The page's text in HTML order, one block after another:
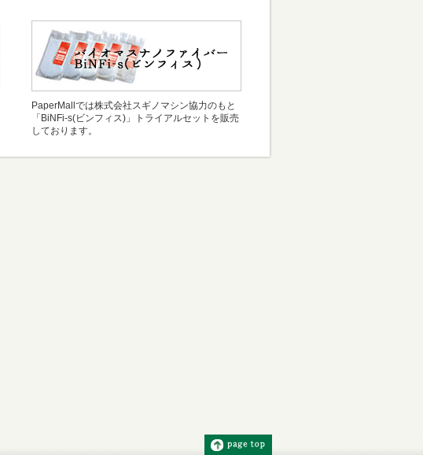
PaperMallでは株式会社スギノマシン協力のもと
「BiNFi-s(ビンフィス)」トライアルセットを販売
しております。